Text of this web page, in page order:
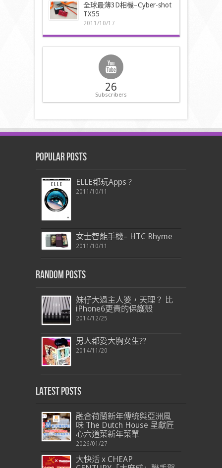
全球最薄3D相機–Cyber-shot
TX55
2011/10/17
26
Subscribers
Popular Posts
ELLE都玩Apps ?
2011/10/11
女士智能手機– HTC Rhyme
2011/10/11
Random Posts
妹仔大過主人婆，天理？ 比
iPhone6更貴的保護殼
2014/12/25
男人都愛大胸女生??
2014/11/20
Latest Posts
融合荷蘭新年傳統與亞洲風
味 The Dutch House 呈獻匠
心六道菜新年菜單
2026/01/27
大快活 x CHEAP